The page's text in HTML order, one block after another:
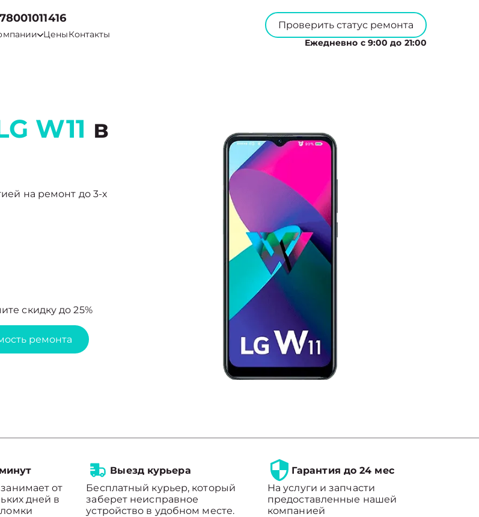
ЦеныКонтакты
Проверить статус ремонта
Ежедневно с 9:00 до 21:00
W11 в
на ремонт до 3-х
скидку до 25%
ремонта
от
дней в
Выезд курьера
Бесплатный курьер, который
заберет неисправное
устройство в удобном месте.
Гарантия до 24 мес
На услуги и запчасти
предоставленные нашей
компанией